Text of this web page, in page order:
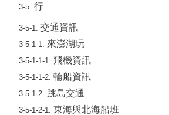
3-5. 行
3-5-1. 交通資訊
3-5-1-1. 來澎湖玩
3-5-1-1-1. 飛機資訊
3-5-1-1-2. 輪船資訊
3-5-1-2. 跳島交通
3-5-1-2-1. 東海與北海船班